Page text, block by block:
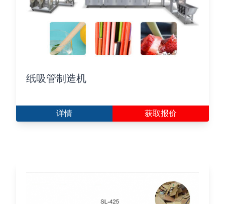
纸吸管制造机
详情 获取报价